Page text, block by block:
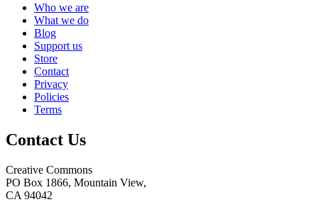
Who we are
What we do
Blog
Support us
Store
Contact
Privacy
Policies
Terms
Contact Us
Creative Commons
PO Box 1866, Mountain View,
CA 94042